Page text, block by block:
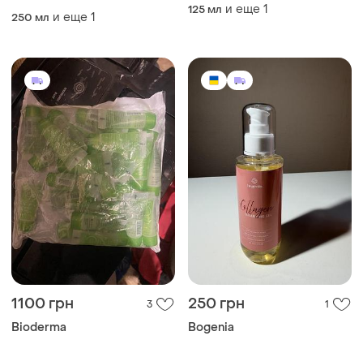
250 мл и еще 1
125 мл и еще 1
1100 грн 3
Bioderma
250 грн 1
Bogenia